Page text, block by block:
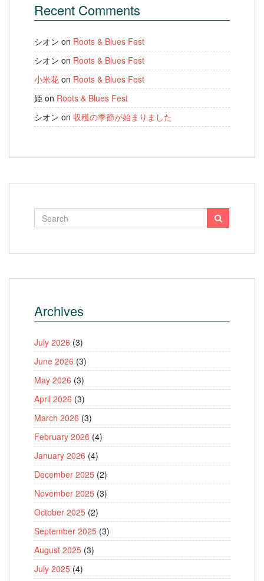
Recent Comments
シオン on Roots & Blues Fest
シオン on Roots & Blues Fest
小米花 on Roots & Blues Fest
姫 on Roots & Blues Fest
シオン on 収穫の季節が始まりました
Archives
July 2026 (3)
June 2026 (3)
May 2026 (3)
April 2026 (3)
March 2026 (3)
February 2026 (4)
January 2026 (4)
December 2025 (2)
November 2025 (3)
October 2025 (2)
September 2025 (3)
August 2025 (3)
July 2025 (4)